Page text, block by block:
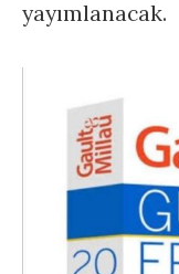
yayımlanacak.